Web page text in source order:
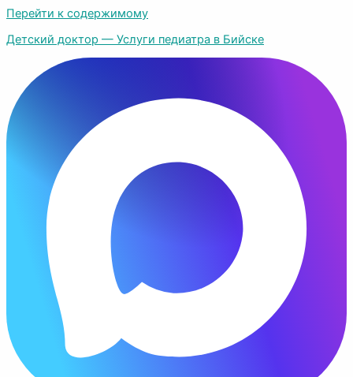
Перейти к содержимому
Детский доктор — Услуги педиатра в Бийске